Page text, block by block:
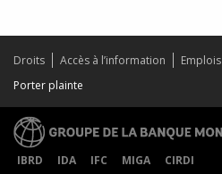
Droits Accès à l’information Emplois
Porter plainte
IBRD IDA IFC MIGA CIRDI